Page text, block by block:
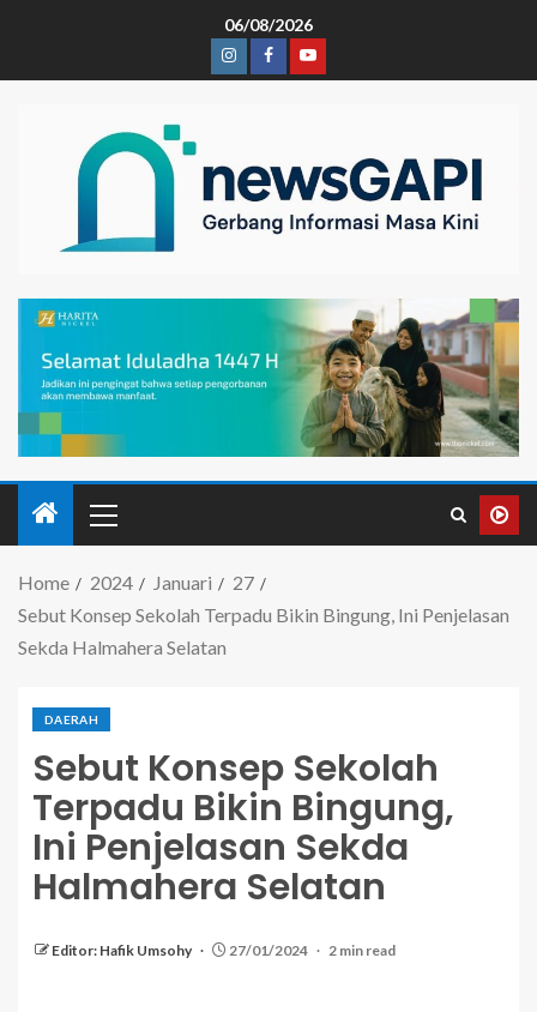
06/08/2026
Home 2024 Januari
27
Sebut Konsep Sekolah Terpadu Bikin Bingung, Ini Penjelasan
Sekda Halmahera Selatan
DAERAH
Sebut Konsep Sekolah
Terpadu Bikin Bingung,
Ini Penjelasan Sekda
Halmahera Selatan
Editor: Hafik Umsohy 27/01/2024 2 min read